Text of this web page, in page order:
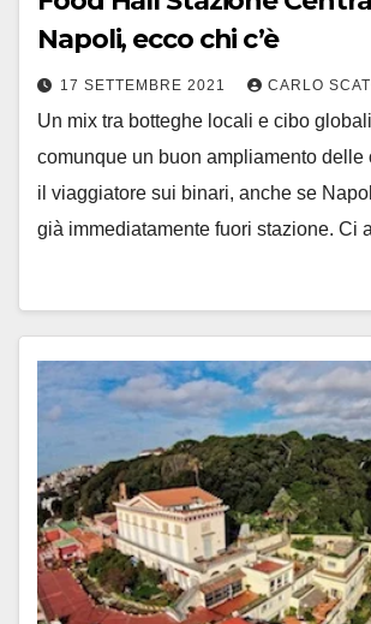
Napoli, ecco chi c’è
17 SETTEMBRE 2021 CARLO
Un mix tra botteghe locali e cibo
comunque un buon ampliamento delle
il viaggiatore sui binari, anche se
già immediatamente fuori stazione. Ci